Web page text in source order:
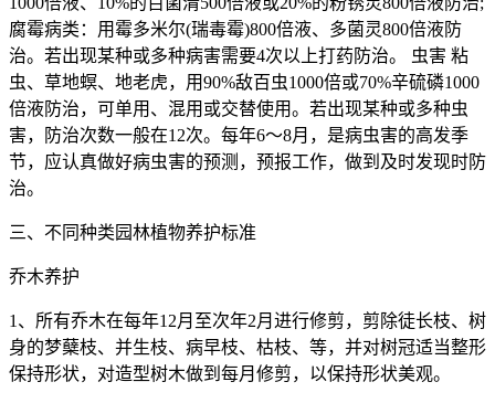
腐霉病类：用霉多米尔(瑞毒霉)800倍液、多菌灵800倍液防
治。若出现某种或多种病害需要4次以上打药防治。 虫害 粘
虫、草地螟、地老虎，用90%敌百虫1000倍或70%辛硫磷1000
倍液防治，可单用、混用或交替使用。若出现某种或多种虫
害，防治次数一般在12次。每年6～8月，是病虫害的高发季
节，应认真做好病虫害的预测，预报工作，做到及时发现时防
治。
三、不同种类园林植物养护标准
乔木养护
1 、所有乔木在每年12月至次年2月进行修剪，剪除徒长枝、树
身的梦蘖枝、并生枝、病早枝、枯枝、等，并对树冠适当整形
保持形状，对造型树木做到每月修剪，以保持形状美观。